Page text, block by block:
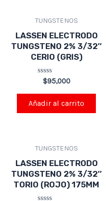
TUNGSTENOS
LASSEN ELECTRODO
TUNGSTENO 2% 3/32″
CERIO (GRIS)
Valorado
0
de
5
$95,000
Añadir al carrito
TUNGSTENOS
LASSEN ELECTRODO
TUNGSTENO 2% 3/32″
TORIO (ROJO) 175MM